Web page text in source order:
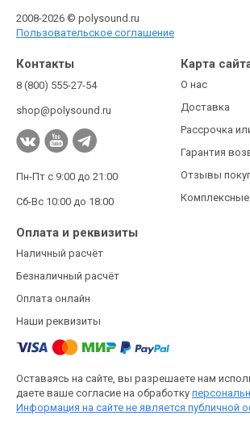
2008-2026 © polysound.ru
Пользовательское соглашение
Контакты
8 (800) 555-27-54
shop@polysound.ru
Пн-Пт с 9:00 до 21:00
Сб-Вс 10:00 до 18:00
Карта
О нас
Доставка
Рассрочка
Гарантия
Отзывы
Оплата и реквизиты
Наличный расчёт
Безналичный расчёт
Оплата онлайн
Наши реквизиты
Оставаясь на сайте, вы разрешаете нам
даете ваше согласие на обработку
Информация на сайте не является публичной